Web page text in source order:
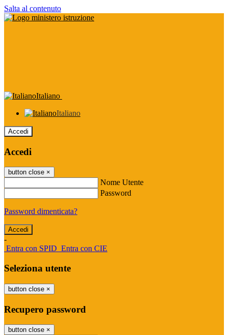
Salta al contenuto
Italiano
Italiano
Accedi
Accedi
button close ×
Nome Utente
Password
Password dimenticata?
-
Entra con SPID Entra con CIE
Seleziona utente
button close ×
Recupero password
button close ×